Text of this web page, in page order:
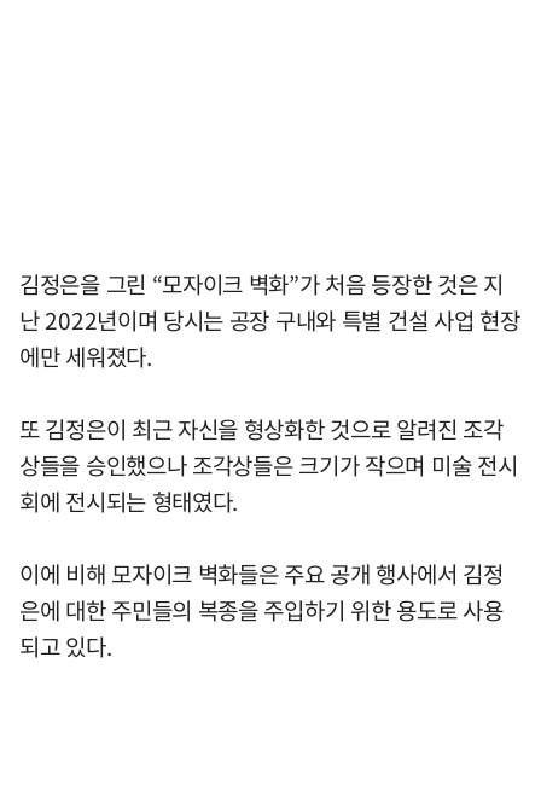
김정은을 그린 “모자이크 벽화”가 처음 등장한 것은 지
난 2022년이며 당시는 공장 구내와 특별 건설 사업 현장
에만 세워졌다.
또 김정은이 최근 자신을 형상화한 것으로 알려진 조각
상들을 승인했으나 조각상들은 크기가 작으며 미술 전시
회에 전시되는 형태였다.
이에 비해 모자이크 벽화들은 주요 공개 행사에서 김정
은에 대한 주민들의 복종을 주입하기 위한 용도로 사용
되고 있다.